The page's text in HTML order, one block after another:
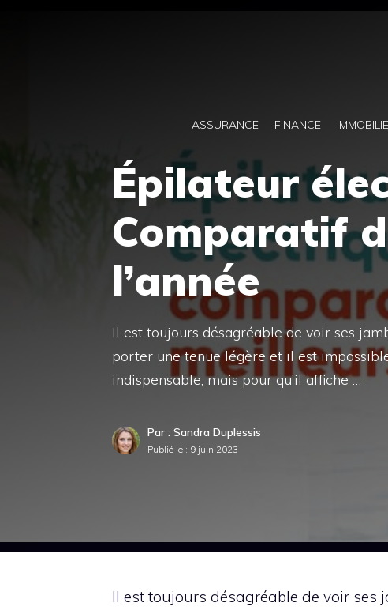
ASSURANCE FINANCE
Épilateur
Comparatif
l’année
Il est toujours désagréable de voir ses
porter une tenue légère et il est
indispensable, mais pour qu’il affiche …
Par : Sandra Duplessis
Publié le : 9 juin 2023
Il est toujours désagréable de voir ses